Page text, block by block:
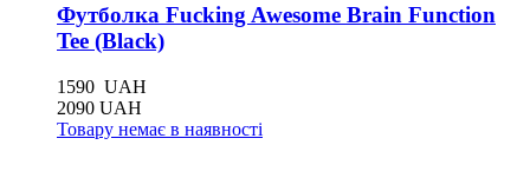
Футболка Fucking Awesome Brain Function
Tee (Black)
1590 UAH
2090 UAH
Товару немає в наявності